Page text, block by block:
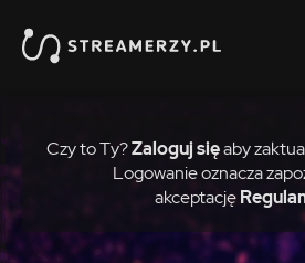
Czy to Ty?Zaloguj sięaby
Logowanie oznacza
akceptację